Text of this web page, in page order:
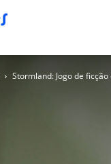
News
Stormland: Jogo de